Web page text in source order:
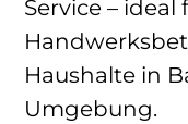
Service –
Haushalte in
Umgebung.